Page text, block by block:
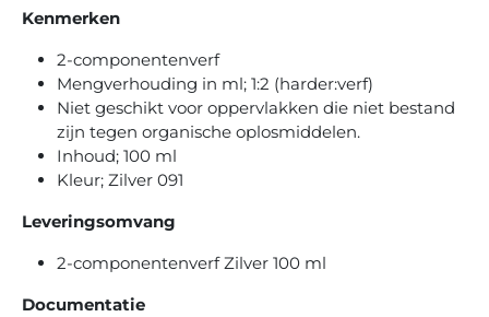
Kenmerken
2-componentenverf
Mengverhouding in ml; 1:2 (harder:verf)
Niet geschikt voor oppervlakken die niet bestand
zijn tegen organische oplosmiddelen.
Inhoud; 100 ml
Kleur; Zilver 091
Leveringsomvang
2-componentenverf Zilver 100 ml
Documentatie